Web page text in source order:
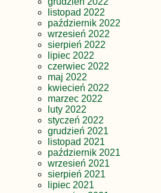
listopad 2022
październik 2022
wrzesień 2022
sierpień 2022
lipiec 2022
czerwiec 2022
maj 2022
kwiecień 2022
marzec 2022
luty 2022
styczeń 2022
grudzień 2021
listopad 2021
październik 2021
wrzesień 2021
sierpień 2021
lipiec 2021